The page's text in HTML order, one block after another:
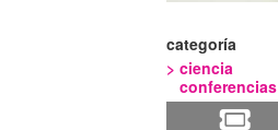
categoría
>ciencia
conferencias